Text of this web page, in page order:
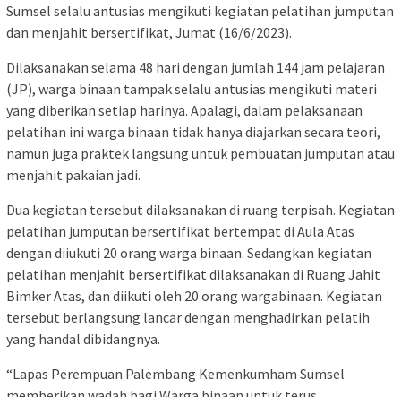
Sumsel selalu antusias mengikuti kegiatan pelatihan jumputan
dan menjahit bersertifikat, Jumat (16/6/2023).
Dilaksanakan selama 48 hari dengan jumlah 144 jam pelajaran
(JP), warga binaan tampak selalu antusias mengikuti materi
yang diberikan setiap harinya. Apalagi, dalam pelaksanaan
pelatihan ini warga binaan tidak hanya diajarkan secara teori,
namun juga praktek langsung untuk pembuatan jumputan atau
menjahit pakaian jadi.
Dua kegiatan tersebut dilaksanakan di ruang terpisah. Kegiatan
pelatihan jumputan bersertifikat bertempat di Aula Atas
dengan diiukuti 20 orang warga binaan. Sedangkan kegiatan
pelatihan menjahit bersertifikat dilaksanakan di Ruang Jahit
Bimker Atas, dan diikuti oleh 20 orang wargabinaan. Kegiatan
tersebut berlangsung lancar dengan menghadirkan pelatih
yang handal dibidangnya.
“Lapas Perempuan Palembang Kemenkumham Sumsel